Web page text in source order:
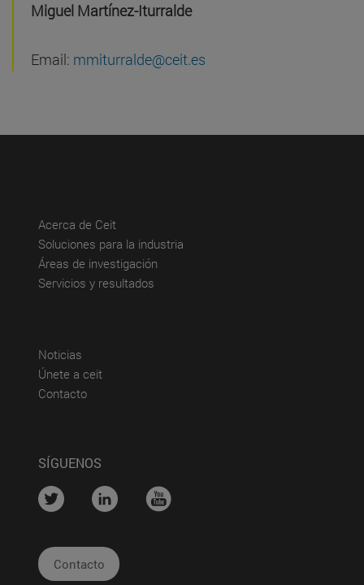
Miguel Martínez-Iturralde
Email: mmiturralde@ceit.es
Acerca de Ceit(abre en nueva ventana)
Soluciones para la industria
Áreas de investigación
Servicios y resultados
Noticias
Únete a ceit(abre en nueva ventana)
Contacto(abre en nueva ventana)
SÍGUENOS
.... .... ....
Contacto